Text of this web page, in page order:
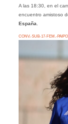
A las 18:30, en el
encuentro amistoso
España
CONV.-SUB-17-FEM.-